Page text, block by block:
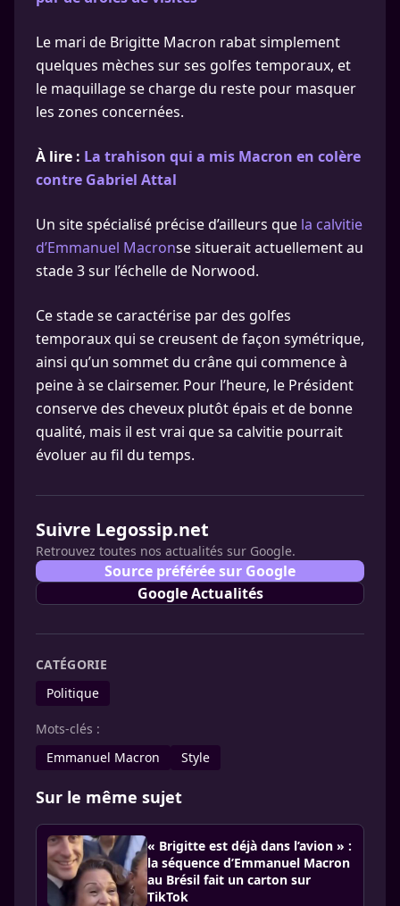
Le mari de Brigitte Macron rabat simplement
quelques mèches sur ses golfes temporaux, et
le maquillage se charge du reste pour masquer
les zones concernées.
À lire : La trahison qui a mis Macron en colère
contre Gabriel Attal
Un site spécialisé précise d’ailleurs que la calvitie
d’Emmanuel Macronse situerait actuellement au
stade 3 sur l’échelle de Norwood.
Ce stade se caractérise par des golfes
temporaux qui se creusent de façon symétrique,
ainsi qu’un sommet du crâne qui commence à
peine à se clairsemer. Pour l’heure, le Président
conserve des cheveux plutôt épais et de bonne
qualité, mais il est vrai que sa calvitie pourrait
évoluer au fil du temps.
Suivre Legossip.net
Retrouvez toutes nos actualités sur Google.
Source préférée sur Google
Google Actualités
CATÉGORIE
Politique
Mots-clés :
Emmanuel Macron
Style
Sur le même sujet
« Brigitte est déjà dans l’avion » :
la séquence d’Emmanuel Macron
au Brésil fait un carton sur
TikTok